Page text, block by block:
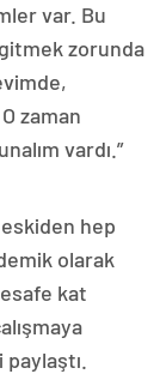
var. Bu
zorunda
zaman
vardı.”
hep
olarak
kat